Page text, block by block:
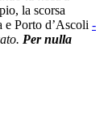
la scorsa
e Porto d’Ascoli -
Per nulla